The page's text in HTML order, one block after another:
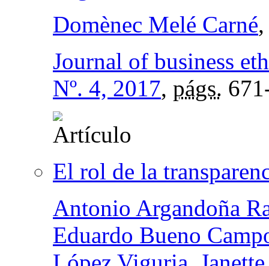
Domènec Melé Carné
Journal of business
Nº. 4, 2017, págs.
El rol de la
Antonio Argandoña
Eduardo Bueno